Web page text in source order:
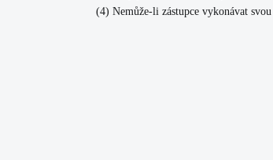
(4) Nemůže-li zástupce vykonávat